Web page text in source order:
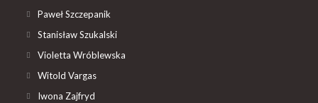
Paweł Szczepanik
Stanisław Szukalski
Violetta Wróblewska
Witold Vargas
Iwona Zajfryd